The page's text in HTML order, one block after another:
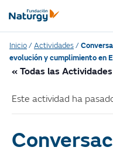
Inicio/Actividades/
evolución y cumplimiento en
« Todas las Actividades
Este actividad ha